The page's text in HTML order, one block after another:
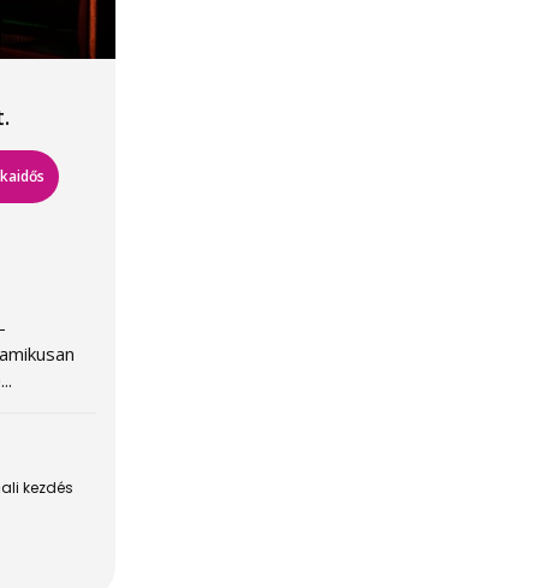
kezdés